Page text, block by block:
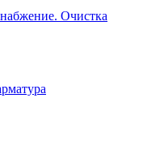
Очистка